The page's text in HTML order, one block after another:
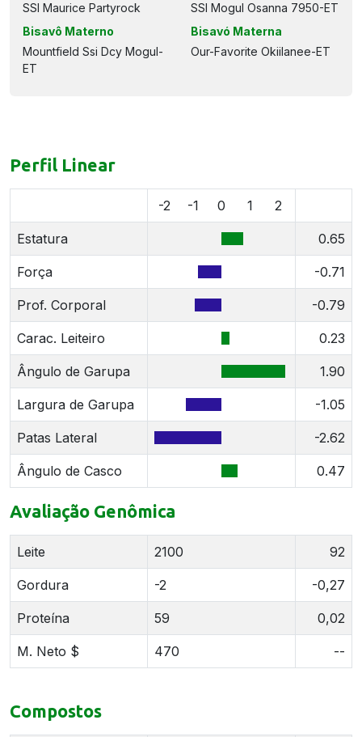
SSI Maurice Partyrock
SSI Mogul Osanna 7950-ET
Bisavô Materno
Mountfield Ssi Dcy Mogul-
ET
Bisavó Materna
Our-Favorite Okiilanee-ET
Perfil Linear
-2 -1 0 1 2
Estatura 0.65
Força -0.71
Prof. Corporal -0.79
Carac. Leiteiro 0.23
Ângulo de Garupa 1.90
Largura de Garupa -1.05
Patas Lateral -2.62
Ângulo de Casco 0.47
Avaliação Genômica
Leite 2100 92
Gordura -2 -0,27
Proteína 59 0,02
M. Neto $ 470 --
Compostos